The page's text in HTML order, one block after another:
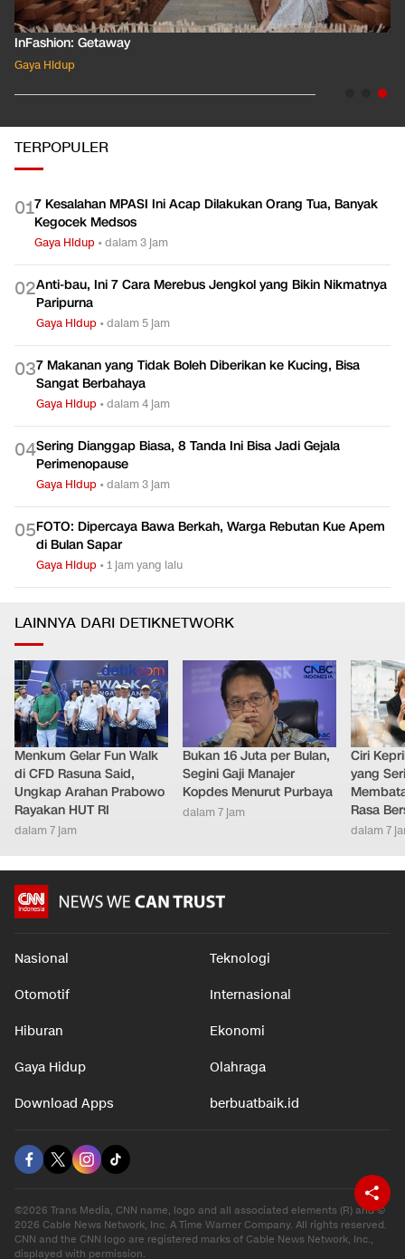
InFashion: Masking the Ox
Gaya Hidup
TERPOPULER
017 Kesalahan MPASI Ini Acap Dilakukan Orang Tua, Banyak
Kegocek Medsos
Gaya Hidup •dalam 3 jam
02Anti-bau, Ini 7 Cara Merebus Jengkol yang Bikin Nikmatnya
Paripurna
Gaya Hidup •dalam 5 jam
037 Makanan yang Tidak Boleh Diberikan ke Kucing, Bisa
Sangat Berbahaya
Gaya Hidup •dalam 4 jam
04Sering Dianggap Biasa, 8 Tanda Ini Bisa Jadi Gejala
Perimenopause
Gaya Hidup •dalam 3 jam
05FOTO: Dipercaya Bawa Berkah, Warga Rebutan Kue Apem
di Bulan Sapar
Gaya Hidup •1 jam yang lalu
LAINNYA DARI DETIKNETWORK
Menkum Gelar Fun Walk
di CFD Rasuna Said,
Ungkap Arahan Prabowo
Rayakan HUT RI
dalam 7 jam
Bukan 16 Juta per Bulan,
Segini Gaji Manajer
Kopdes Menurut Purbaya
dalam 7 jam
Ciri
yang
Rasa
dalam 7
Nasional Teknologi
Otomotif Internasional
Hiburan Ekonomi
Gaya Hidup Olahraga
Download Apps berbuatbaik.id
©2026 Trans Media, CNN name, logo and all associated elements (R) and ©
2026 Cable News Network, Inc. A Time Warner Company. All rights reserved.
CNN and the CNN logo are registered marks of Cable News Network, Inc.,
displayed with permission.